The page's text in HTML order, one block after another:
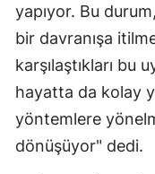
yapıyor. Bu
bir davranışa
karşılaştıkları bu
hayatta da kolay
yöntemlere
dönüşüyor" dedi.